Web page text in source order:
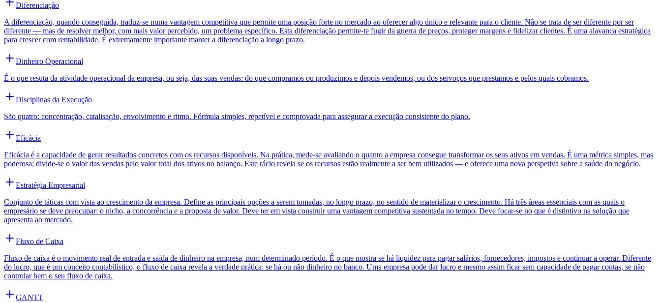
Diferenciação
A diferenciação, quando conseguida, traduz-se numa vantagem competitiva que permite uma posição forte no mercado ao oferecer algo único e relevante para o cliente. Não se trata de ser diferente por ser
diferente — mas de resolver melhor, com mais valor percebido, um problema específico. Esta diferenciação permite-te fugir da guerra de preços, proteger margens e fidelizar clientes. É uma alavanca estratégica
para crescer com rentabilidade. É extremamente importante manter a diferenciação a longo prazo.
Dinheiro Operacional
É o que resuta da atividade operacional da empresa, ou seja, das suas vendas: do que compramos ou produzimos e depois vendemos, ou dos servoços que prestamos e pelos quais cobramos.
Disciplinas da Execução
São quatro: concentração, catalisação, envolvimento e ritmo. Fórmula simples, repetível e comprovada para assegurar a execução consistente do plano.
Eficácia
Eficácia é a capacidade de gerar resultados concretos com os recursos disponíveis. Na prática, mede-se avaliando o quanto a empresa consegue transformar os seus ativos em vendas. É uma métrica simples, mas
poderosa: divide-se o valor das vendas pelo valor total dos ativos no balanço. Este rácio revela se os recursos estão realmente a ser bem utilizados — e oferece uma nova perspetiva sobre a saúde do negócio.
Estratégia Empresarial
Conjunto de táticas com vista ao crescimento da empresa. Define as principais opções a serem tomadas, no longo prazo, no sentido de materializar o crescimento. Há três àreas essenciais com as quais o
empresário se deve preocupar: o nicho, a concorrência e a proposta de valor. Deve ter em vista construir uma vantagem competitiva sustentada no tempo. Deve focar-se no que é distintivo na solução que
apresenta ao mercado.
Fluxo de Caixa
Fluxo de caixa é o movimento real de entrada e saída de dinheiro na empresa, num determinado período. É o que mostra se há liquidez para pagar salários, fornecedores, impostos e continuar a operar. Diferente
do lucro, que é um conceito contabilístico, o fluxo de caixa revela a verdade prática: se há ou não dinheiro no banco. Uma empresa pode dar lucro e mesmo assim ficar sem capacidade de pagar contas, se não
controlar bem o seu fluxo de caixa.
GANTT